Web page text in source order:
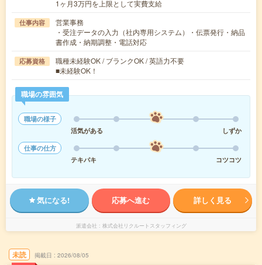
1ヶ月3万円を上限として実費支給
仕事内容
営業事務
・受注データの入力（社内専用システム）・伝票発行・納品
書作成・納期調整・電話対応
応募資格
職種未経験OK / ブランクOK / 英語力不要
■未経験OK！
職場の雰囲気
職場の様子
活気がある
しずか
仕事の仕方
テキパキ
コツコツ
気になる! 応募へ進む 詳しく見る
派遣会社 株式会社リクルートスタッフィング
未読 掲載日 2026/08/05